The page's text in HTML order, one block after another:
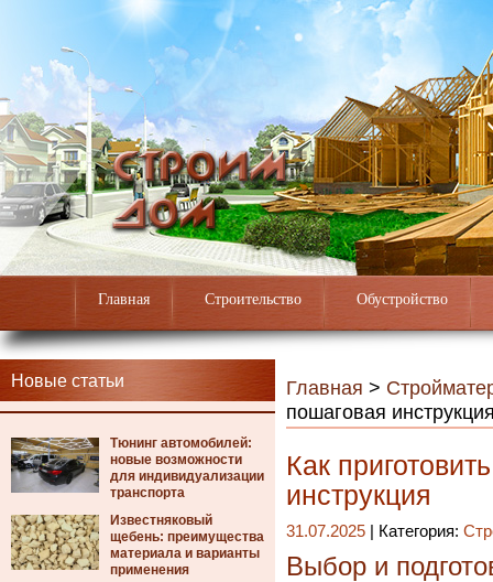
Главная Строительство Обустройство
Новые статьи
Тюнинг автомобилей:
новые возможности
для индивидуализации
транспорта
Известняковый
щебень: преимущества
материала и варианты
применения
Главная >
пошаговая
Как
инструкция
31.07.2025 | Категория:
Выбор и